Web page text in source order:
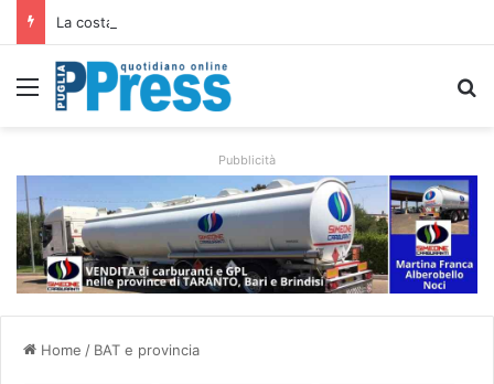
Menu
Pubblicità
Home / BAT e provincia